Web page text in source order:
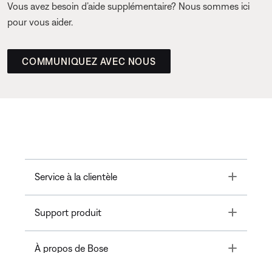
Vous avez besoin d’aide supplémentaire? Nous sommes ici
pour vous aider.
COMMUNIQUEZ AVEC NOUS
Service à la clientèle Toggle
Support produit Toggle
À propos de Bose Toggle